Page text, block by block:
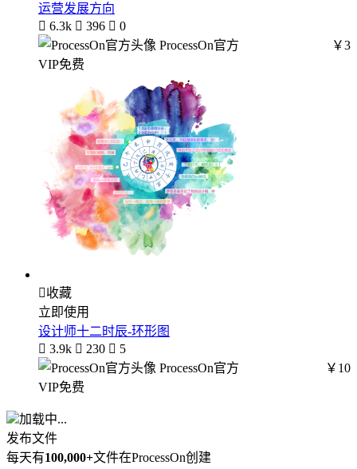
运营发展方向
 6.3k  396  0
ProcessOn官方
￥3
VIP免费
收藏
立即使用
设计师十二时辰-环形图
 3.9k  230  5
ProcessOn官方
￥10
VIP免费
加载中...
发布文件
每天有100,000+文件在ProcessOn创建